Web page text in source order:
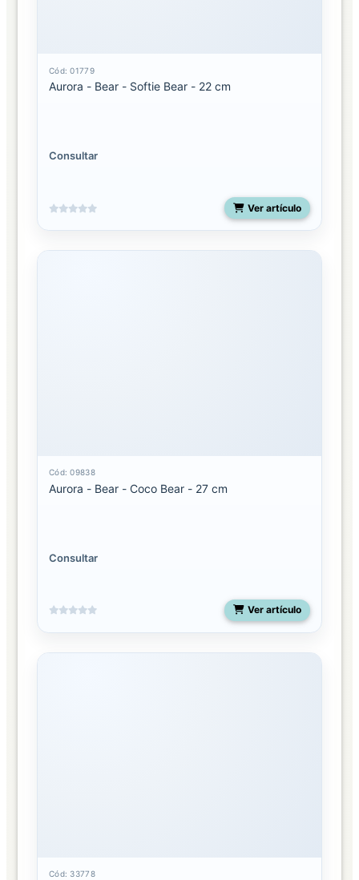
Cód: 01779
Aurora - Bear - Softie Bear - 22 cm
Consultar
Ver artículo
Cód: 09838
Aurora - Bear - Coco Bear - 27 cm
Consultar
Ver artículo
Cód: 33778